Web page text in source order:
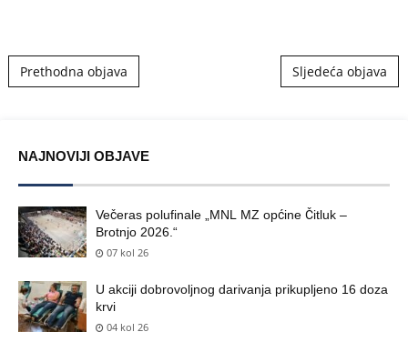
Post navigation
Prethodna objava Sljedeća objava
NAJNOVIJI OBJAVE
Večeras polufinale „MNL MZ općine Čitluk –
Brotnjo 2026.“
07 kol 26
U akciji dobrovoljnog darivanja prikupljeno 16 doza
krvi
04 kol 26